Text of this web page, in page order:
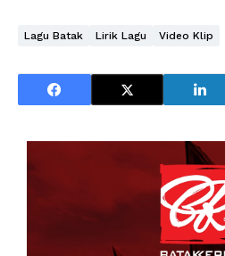
Lagu Batak Lirik Lagu Video Klip